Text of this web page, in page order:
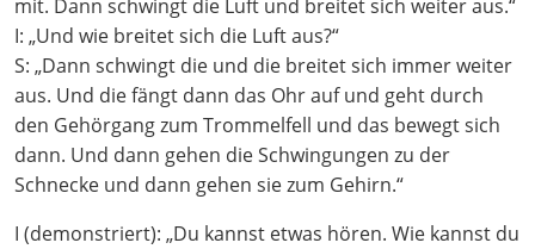
mit. Dann schwingt die Luft und breitet sich weiter aus.“
I: „Und wie breitet sich die Luft aus?“
S: „Dann schwingt die und die breitet sich immer weiter
aus. Und die fängt dann das Ohr auf und geht durch
den Gehörgang zum Trommelfell und das bewegt sich
dann. Und dann gehen die Schwingungen zu der
Schnecke und dann gehen sie zum Gehirn.“
I (demonstriert): „Du kannst etwas hören. Wie kannst du